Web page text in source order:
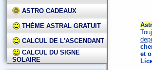
ASTRO CADEAUX
THÈME ASTRAL GRATUIT
CALCUL DE L'ASCENDANT
CALCUL DU SIGNE
SOLAIRE
et